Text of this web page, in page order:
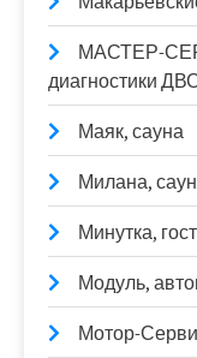
МАСТЕР-
диагностики
Маяк, сауна
Милана,
Минутка,
Модуль,
Мотор-